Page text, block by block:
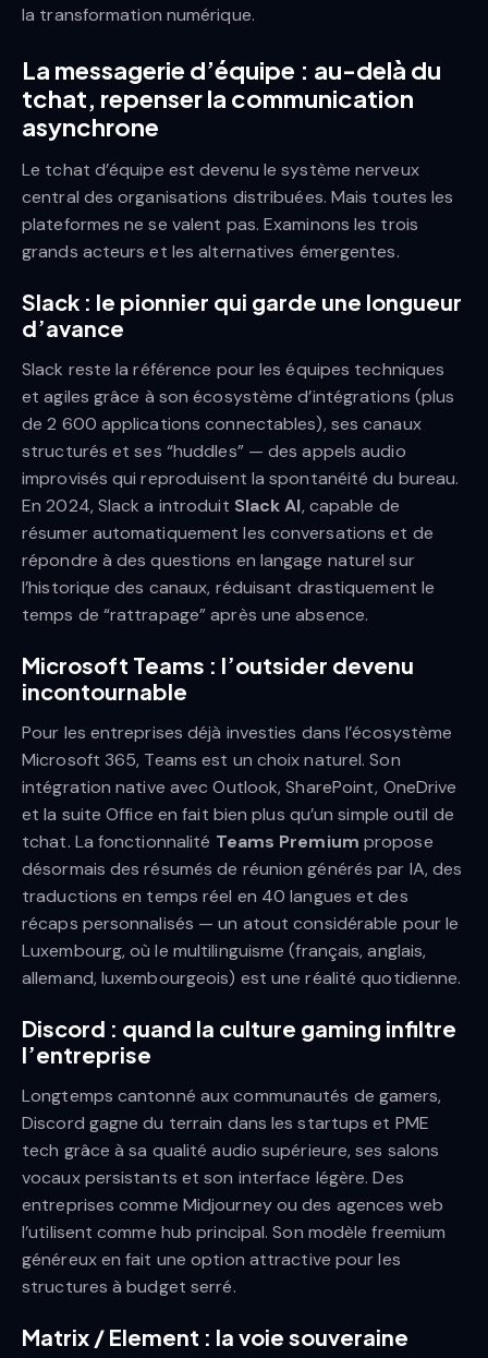
la transformation numérique.
La messagerie d’équipe : au-delà du
tchat, repenser la communication
asynchrone
Le tchat d’équipe est devenu le système nerveux
central des organisations distribuées. Mais toutes les
plateformes ne se valent pas. Examinons les trois
grands acteurs et les alternatives émergentes.
Slack : le pionnier qui garde une longueur
d’avance
Slack reste la référence pour les équipes techniques
et agiles grâce à son écosystème d’intégrations (plus
de 2 600 applications connectables), ses canaux
structurés et ses “huddles” — des appels audio
improvisés qui reproduisent la spontanéité du bureau.
En 2024, Slack a introduit Slack AI, capable de
résumer automatiquement les conversations et de
répondre à des questions en langage naturel sur
l’historique des canaux, réduisant drastiquement le
temps de “rattrapage” après une absence.
Microsoft Teams : l’outsider devenu
incontournable
Pour les entreprises déjà investies dans l’écosystème
Microsoft 365, Teams est un choix naturel. Son
intégration native avec Outlook, SharePoint, OneDrive
et la suite Office en fait bien plus qu’un simple outil de
tchat. La fonctionnalité Teams Premium propose
désormais des résumés de réunion générés par IA, des
traductions en temps réel en 40 langues et des
récaps personnalisés — un atout considérable pour le
Luxembourg, où le multilinguisme (français, anglais,
allemand, luxembourgeois) est une réalité quotidienne.
Discord : quand la culture gaming infiltre
l’entreprise
Longtemps cantonné aux communautés de gamers,
Discord gagne du terrain dans les startups et PME
tech grâce à sa qualité audio supérieure, ses salons
vocaux persistants et son interface légère. Des
entreprises comme Midjourney ou des agences web
l’utilisent comme hub principal. Son modèle freemium
généreux en fait une option attractive pour les
structures à budget serré.
Matrix / Element : la voie souveraine